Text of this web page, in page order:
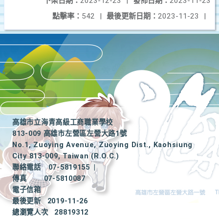
最後更新日期： 2023-11-23 |
點擊率： 542 |
高雄市立海青高級工商職業學校
813-009 高雄市左營區左營大路1號
No.1, Zuoying Avenue, Zuoying Dist., Kaohsiung
City 813-009, Taiwan (R.O.C.)
聯絡電話
07-5819155
|
傳真
07-5810087
電子信箱
最後更新
2019-11-26
總瀏覽人次
28819312